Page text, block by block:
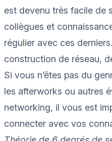
est devenu très facile de
collègues et
régulier avec ces
construction de réseau,
Si vous n’êtes pas du
les afterworks ou autres
networking, il vous est
connecter avec vos